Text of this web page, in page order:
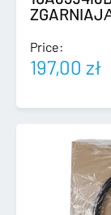
Price:
197,00 zł